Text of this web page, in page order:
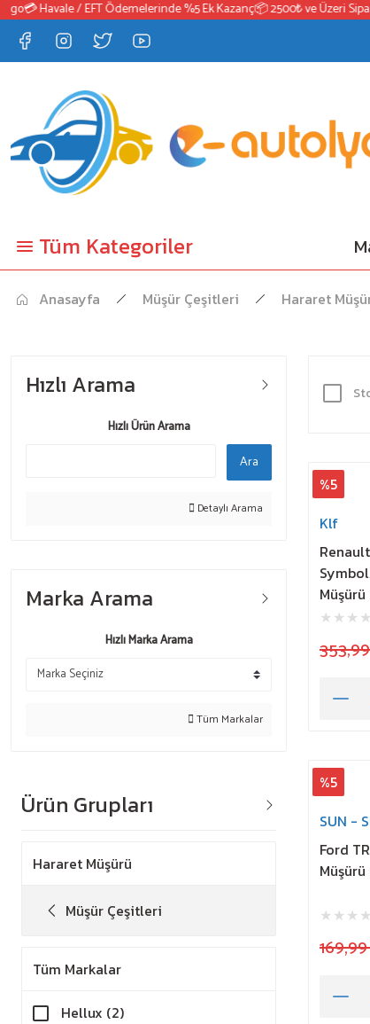
💳 Havale / EFT Ödemelerinde %5 Ek Kazanç📦 2500₺ ve Üzeri
Tüm Kategoriler
Anasayfa Müşür Çeşitleri Hararet
Hızlı Arama
Hızlı Ürün Arama
Ara
Detaylı Arama
Marka Arama
Hızlı Marka Arama
Tüm Markalar
Ürün Grupları
Hararet Müşürü
Müşür Çeşitleri
Tüm Markalar
Hellux (2)
%5
Klf
%5
SUN -
Ford